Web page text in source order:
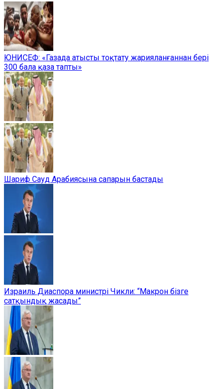
ЮНИСЕФ: «Газада атысты тоқтату жарияланғаннан бері
300 бала қаза тапты»
Шариф Сауд Арабиясына сапарын бастады
Израиль Диаспора министрі Чикли: “Макрон бізге
сатқындық жасады”